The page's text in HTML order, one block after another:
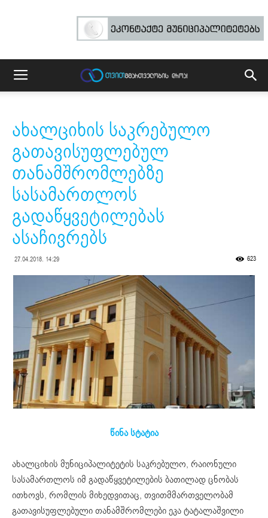
ახალციხის საკრებულო
გათავისუფლებულ
თანამშრომლებზე
სასამართლოს
გადაწყვეტილებას
ასაჩივრებს
27.04.2018. 14:29 623
წინა სტატია
ახალციხის მუნიციპალიტეტის საკრებულო, რაიონული
სასამართლოს იმ გადაწყვეტილების ბათილად ცნობას
ითხოვს, რომლის მიხედვითაც, თვითმმართველობამ
გათავისუფლებული თანამშრომლები ეკა ტატალაშვილი